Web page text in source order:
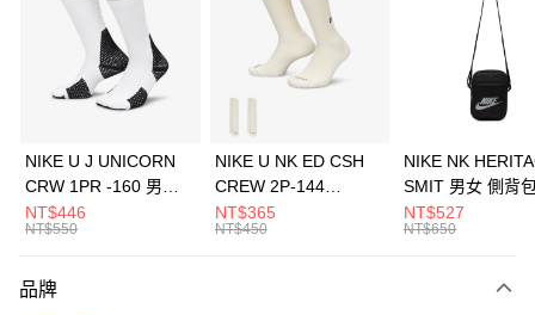
3 期 0 利率 每期 21家銀行
合作金庫商業銀行
第一商業銀行
華南商業銀行
彰化商業銀行
上海商業儲蓄銀行
元大商業銀行
台灣樂天信用卡公司
Apple Pay
全盈+PAY
AFTEE先享後付
【關於「AFTEE先享後付」】
NIKE U J UNICORN
CRW 1PR -160 男女
中統襪 FZ3393100
NT$446
NT$550
NIKE U NK ED CSH
CREW 2P-144
EMBRDY 男女 短統襪
FZ3073133
NT$365
NT$450
NIKE NK
SMIT 男女 側背
BA5871010
NT$527
NT$650
品牌